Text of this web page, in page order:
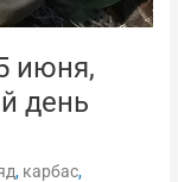
июня,
день
, карбас,